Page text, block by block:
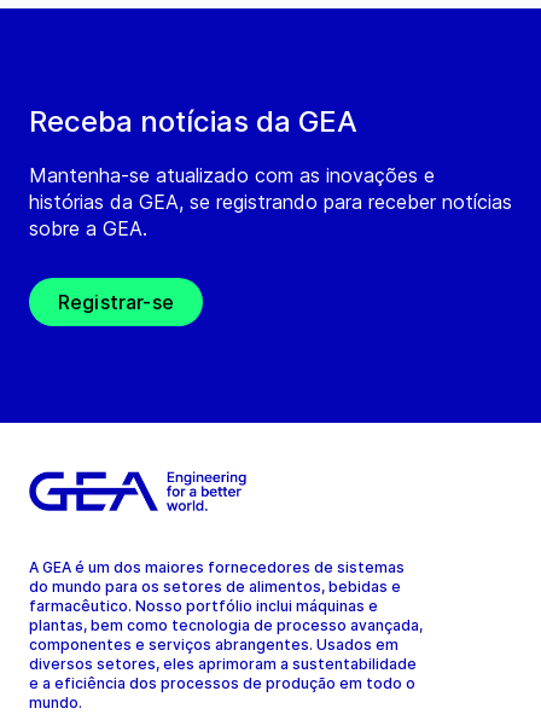
Receba notícias da GEA
Mantenha-se atualizado com as inovações e
histórias da GEA, se registrando para receber notícias
sobre a GEA.
Registrar-se
A GEA é um dos maiores fornecedores de sistemas
do mundo para os setores de alimentos, bebidas e
farmacêutico. Nosso portfólio inclui máquinas e
plantas, bem como tecnologia de processo avançada,
componentes e serviços abrangentes. Usados em
diversos setores, eles aprimoram a sustentabilidade
e a eficiência dos processos de produção em todo o
mundo.